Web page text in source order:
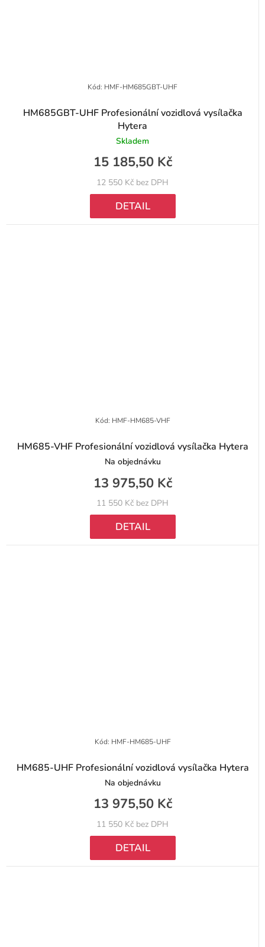
HM685GBT-UHF Profesionální vozidlová vysílačka
Hytera
Skladem
12 550 Kč bez DPH
15 185,50 Kč
DETAIL
Kód: HMF-HM685GBT-UHF
HM685-VHF Profesionální vozidlová vysílačka Hytera
Na objednávku
11 550 Kč bez DPH
13 975,50 Kč
DETAIL
Kód: HMF-HM685-VHF
HM685-UHF Profesionální vozidlová vysílačka Hytera
Na objednávku
11 550 Kč bez DPH
13 975,50 Kč
DETAIL
Kód: HMF-HM685-UHF